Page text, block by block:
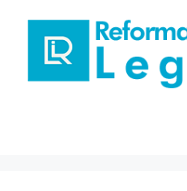
contenido